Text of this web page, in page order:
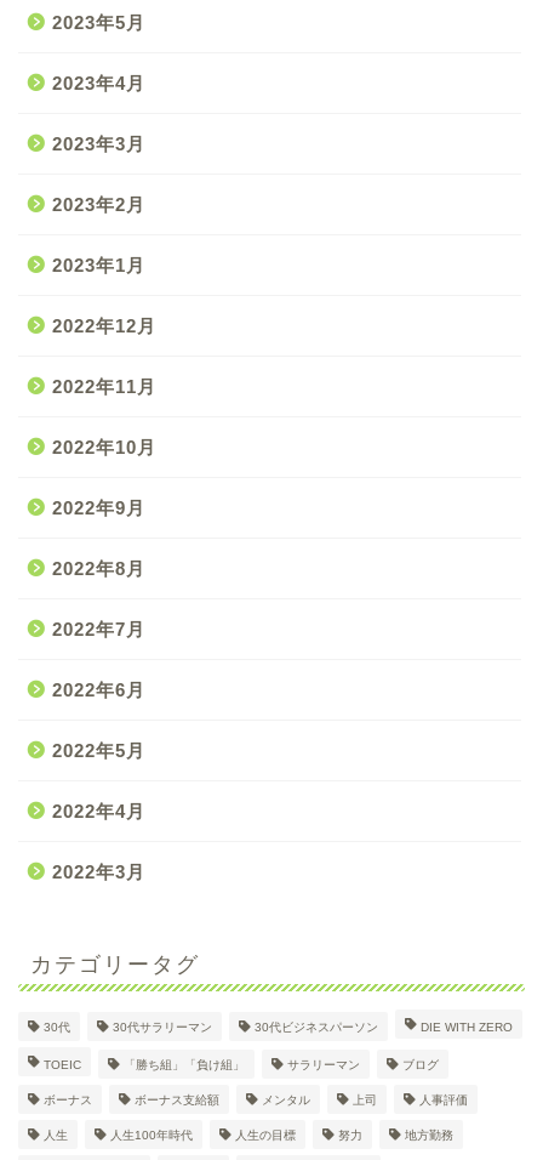
2023年5月
2023年4月
2023年3月
2023年2月
2023年1月
2022年12月
2022年11月
2022年10月
2022年9月
2022年8月
2022年7月
2022年6月
2022年5月
2022年4月
2022年3月
カテゴリータグ
30代 30代サラリーマン 30代ビジネスパーソン DIE WITH ZERO
TOEIC 「勝ち組」「負け組」 サラリーマン ブログ
ボーナス ボーナス支給額 メンタル 上司 人事評価
人生 人生100年時代 人生の目標 努力 地方勤務
30代大企業サラリーマン
Dのプロフィール